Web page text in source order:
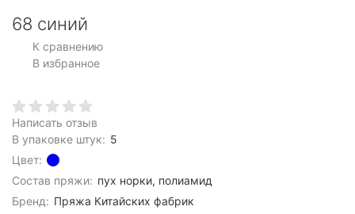
68 синий
К сравнению
В избранное
Написать отзыв
В упаковке штук: 5
Цвет:
Состав пряжи: пух норки, полиамид
Бренд: Пряжа Китайских фабрик